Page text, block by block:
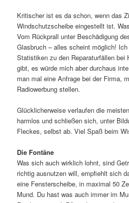
Kritischer ist es da schon, wenn das
Windschutzscheibe eingestellt ist.
Vom Rückprall unter Beschädigung
Glasbruch – alles scheint möglich!
Statistiken zu den Reparaturfällen bei
gibt, es würde mich aber durchaus
man mal eine Anfrage bei der Firma,
Radiowerbung stellen.
Glücklicherweise verlaufen die
harmlos und schließen sich, unter
Fleckes, selbst ab. Viel Spaß beim
Die Fontäne
Was sich auch wirklich lohnt, sind
richtig ausnutzen will, empfiehlt sich
eine Fensterscheibe, in maximal 50
Mund. Du hast was auch immer im